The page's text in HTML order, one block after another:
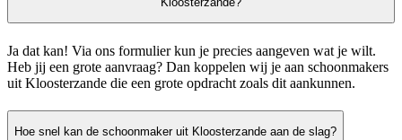
Ja dat kan! Via ons formulier kun je precies aangeven wat je wilt.
Heb jij een grote aanvraag? Dan koppelen wij je aan schoonmakers
uit Kloosterzande die een grote opdracht zoals dit aankunnen.
Hoe snel kan de schoonmaker uit Kloosterzande aan de slag?